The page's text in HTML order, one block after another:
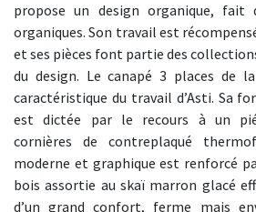
propose un design organique, fait
organiques. Son travail est
et ses pièces font partie des
du design. Le canapé 3 places de
caractéristique du travail d’Asti. Sa
est dictée par le recours à un
cornières de contreplaqué
moderne et graphique est renforcé
bois assortie au skaï marron glacé
d’un grand confort, ferme mais